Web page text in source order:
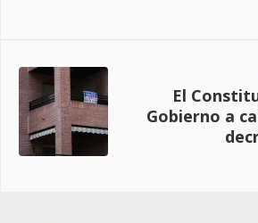
El
Gobierno a